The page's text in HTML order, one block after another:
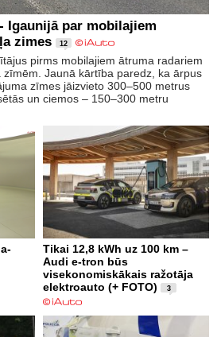
Igaunijā par mobilajiem
zimes
12
pirms mobilajiem ātruma radariem
Jaunā kārtība paredz, ka ārpus
zīmes jāizvieto 300–500 metrus
un ciemos – 150–300 metru
Tikai 12,8 kWh uz 100 km –
Audi e-tron būs
visekonomiskākais ražotāja
elektroauto (+ FOTO)
3